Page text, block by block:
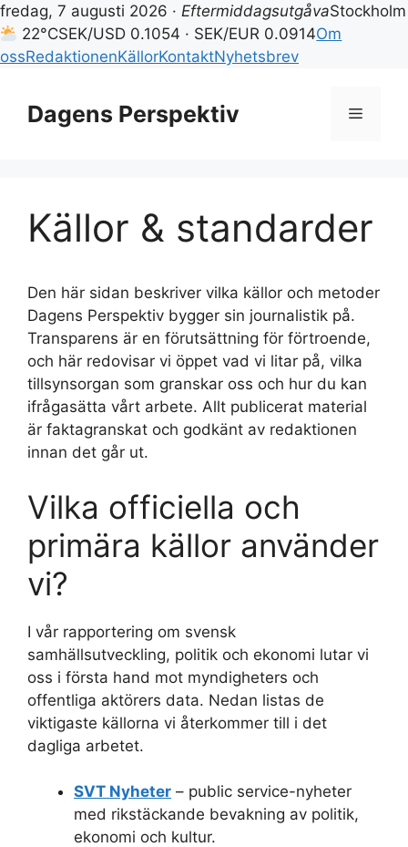
fredag, 7 augusti 2026 · EftermiddagsutgåvaStockholm
22°CSEK/USD 0.1054 · SEK/EUR 0.0914Om
ossRedaktionenKällorKontaktNyhetsbrev
innehållDagens Perspektiv Meny
Källor & standarder
Den här sidan beskriver vilka källor och metoder
Dagens Perspektiv bygger sin journalistik på.
Transparens är en förutsättning för förtroende,
och här redovisar vi öppet vad vi litar på, vilka
tillsynsorgan som granskar oss och hur du kan
ifrågasätta vårt arbete. Allt publicerat material
är faktagranskat och godkänt av redaktionen
innan det går ut.
Vilka officiella och
primära källor använder
vi?
I vår rapportering om svensk
samhällsutveckling, politik och ekonomi lutar vi
oss i första hand mot myndigheters och
offentliga aktörers data. Nedan listas de
viktigaste källorna vi återkommer till i det
dagliga arbetet.
SVT Nyheter – public service-nyheter
med rikstäckande bevakning av politik,
ekonomi och kultur.